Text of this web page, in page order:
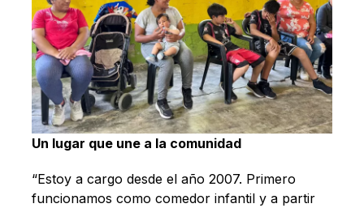
Un lugar que une a la comunidad
“Estoy a cargo desde el año 2007. Primero
funcionamos como comedor infantil y a partir